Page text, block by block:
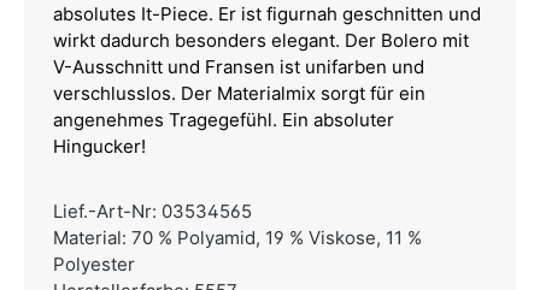
absolutes It-Piece. Er ist figurnah geschnitten und
wirkt dadurch besonders elegant. Der Bolero mit
V-Ausschnitt und Fransen ist unifarben und
verschlusslos. Der Materialmix sorgt für ein
angenehmes Tragegefühl. Ein absoluter
Hingucker!
Lief.-Art-Nr: 03534565
Material: 70 % Polyamid, 19 % Viskose, 11 %
Polyester